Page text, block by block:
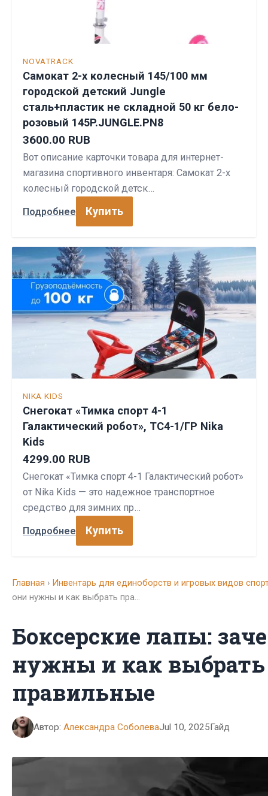
NOVATRACK
Самокат 2-х колесный 145/100 мм
городской детский Jungle
сталь+пластик не складной 50 кг бело-
розовый 145P.JUNGLE.PN8
3600.00 RUB
Вот описание карточки товара для интернет-
магазина спортивного инвентаря: Самокат 2-х
колесный городской детск…
Подробнее Купить
NIKA KIDS
Снегокат «Тимка спорт 4-1
Галактический робот», ТС4-1/ГР Nika
Kids
4299.00 RUB
Снегокат «Тимка спорт 4-1 Галактический робот»
от Nika Kids — это надежное транспортное
средство для зимних пр…
Подробнее Купить
Главная › Инвентарь для единоборств и игровых видов
они нужны и как выбрать пра…
Боксерские лапы:
нужны и как выбрать
правильные
Автор: Александра СоболеваJul 10, 2025Гайд